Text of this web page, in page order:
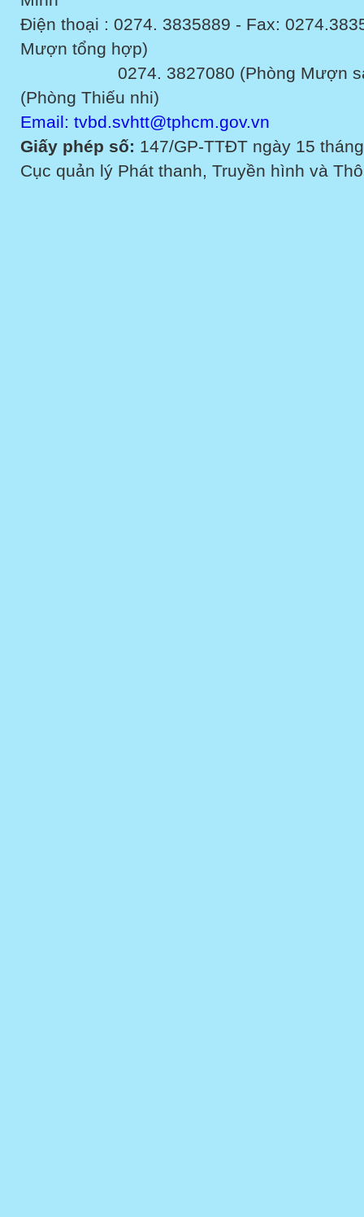
Điện thoại : 0274. 3835889 - Fax:
Mượn tổng hợp)
0274. 3827080 (Phòng Mượn sách
(Phòng Thiếu nhi)
Email: tvbd.svhtt@tphcm.gov.vn
Giấy phép số: 147/GP-TTĐT ngày 15
Cục quản lý Phát thanh, Truyền hình và